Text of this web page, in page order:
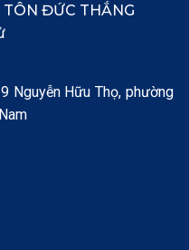
ĐỨC THẮNG
Nguyễn Hữu Thọ, phường